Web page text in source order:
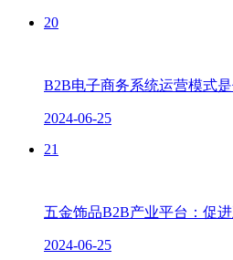
20
B2B电子商务系统运营模式
2024-06-25
21
五金饰品B2B产业平台：促
2024-06-25